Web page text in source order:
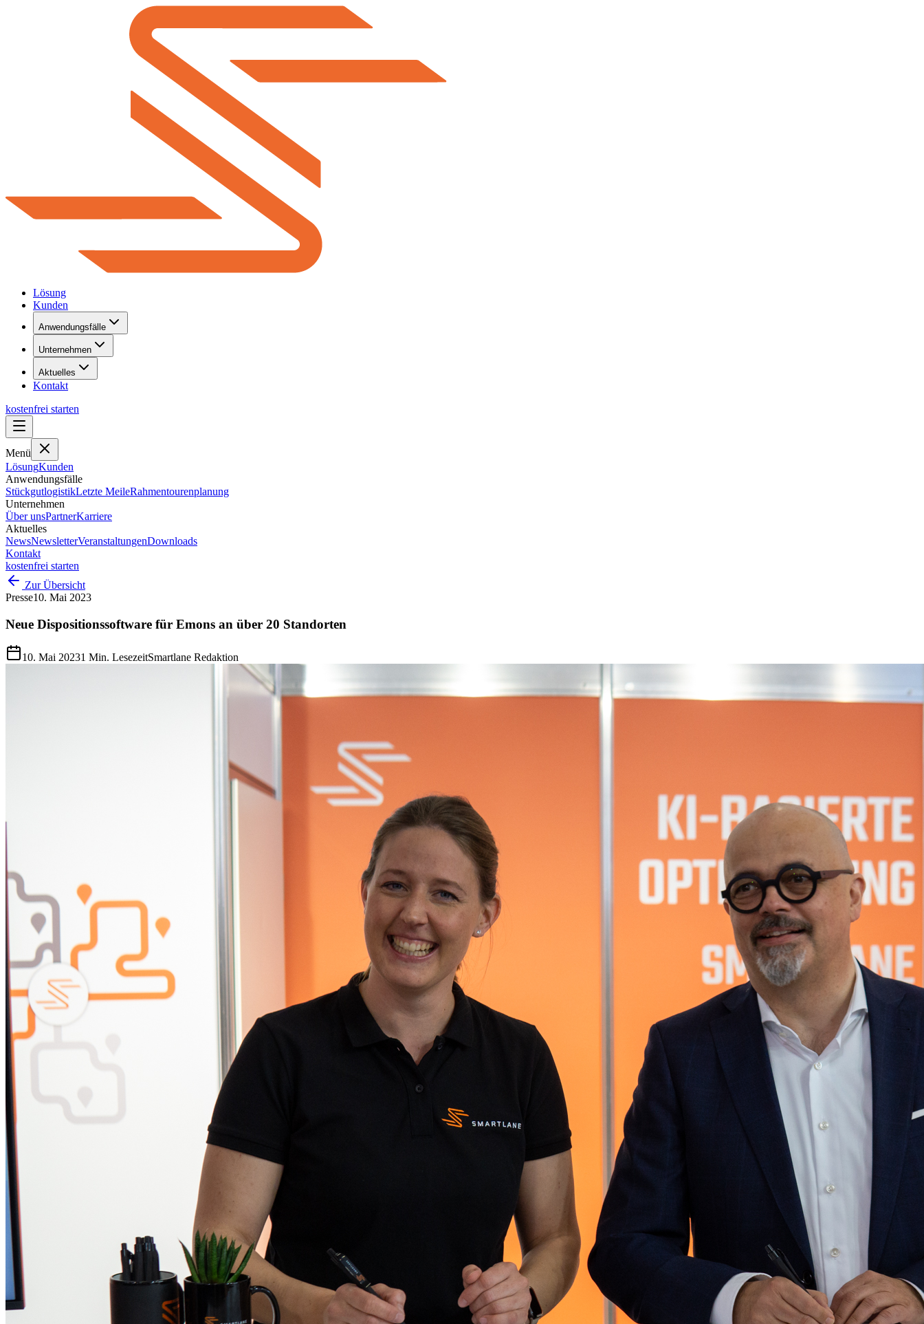
Lösung
Kunden
Anwendungsfälle
Unternehmen
Aktuelles
Kontakt
kostenfrei starten
Menü
LösungKunden
Anwendungsfälle
StückgutlogistikLetzte MeileRahmentourenplanung
Unternehmen
Über unsPartnerKarriere
Aktuelles
NewsNewsletterVeranstaltungenDownloads
Kontakt
kostenfrei starten
Zur Übersicht
Presse10. Mai 2023
Neue Dispositionssoftware für Emons an über 20 Standorten
10. Mai 20231 Min. LesezeitSmartlane Redaktion